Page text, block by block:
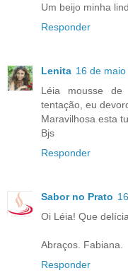
Um beijo minha
Responder
Lenita 16 de
Léia mousse
tentação, eu
Maravilhosa esta
Bjs
Responder
Sabor no Prato
Oi Léia! Que
Abraços. Fabiana.
Responder